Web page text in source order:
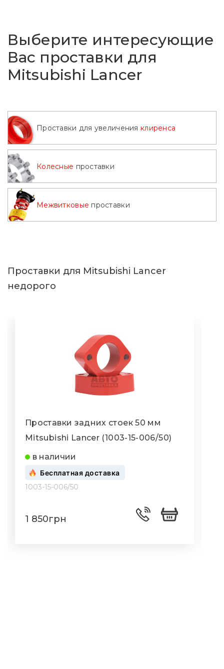
2004
2005 2006
2008
2009 2010
2016
2017 2018
Выберите интересующие
Вас проставки для
Mitsubishi Lancer
Проставки для увеличения клиренса
Колесные проставки
Межвитковые проставки
Проставки для Mitsubishi Lancer
недорого
Проставки задних стоек 50 мм
Mitsubishi Lancer (1003-15-006/50)
в наличии
Бесплатная доставка
1003-15-006/50
1 850грн